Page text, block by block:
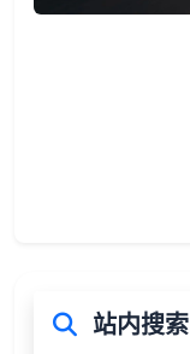
站内搜索